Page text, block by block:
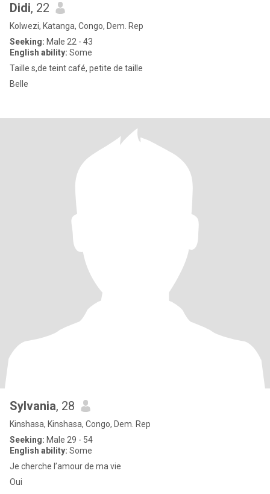
Didi, 22
Kolwezi, Katanga, Congo, Dem. Rep
Seeking: Male 22 - 43
English ability: Some
Taille s,de teint café, petite de taille
Belle
Sylvania, 28
Kinshasa, Kinshasa, Congo, Dem. Rep
Seeking: Male 29 - 54
English ability: Some
Je cherche l’amour de ma vie
Oui